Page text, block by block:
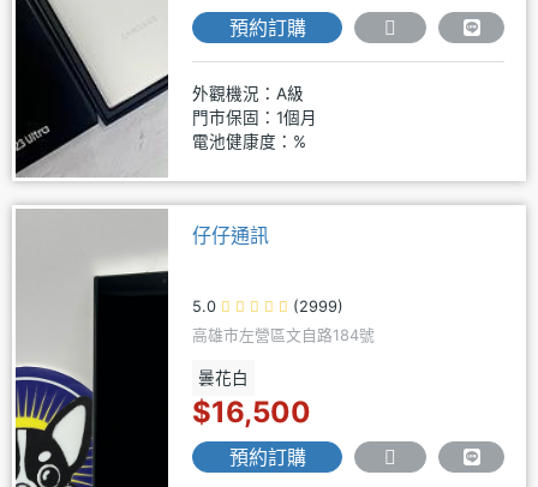
預約訂購
外觀機況：A級
門市保固：1個月
電池健康度：%
仔仔通訊
5.0
(2999)
高雄市左營區文自路184號
曇花白
$16,500
預約訂購